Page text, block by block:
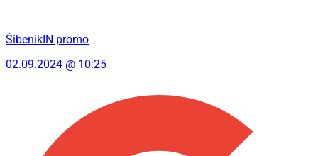
ŠibenikIN promo
02.09.2024 @ 10:25